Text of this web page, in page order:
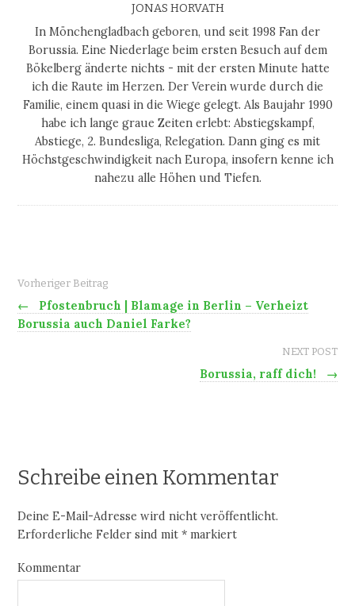
JONAS HORVATH
In Mönchengladbach geboren, und seit 1998 Fan der
Borussia. Eine Niederlage beim ersten Besuch auf dem
Bökelberg änderte nichts - mit der ersten Minute hatte
ich die Raute im Herzen. Der Verein wurde durch die
Familie, einem quasi in die Wiege gelegt. Als Baujahr 1990
habe ich lange graue Zeiten erlebt: Abstiegskampf,
Abstiege, 2. Bundesliga, Relegation. Dann ging es mit
Höchstgeschwindigkeit nach Europa, insofern kenne ich
nahezu alle Höhen und Tiefen.
Vorheriger Beitrag
←
Pfostenbruch | Blamage in Berlin – Verheizt
Borussia auch Daniel Farke?
NEXT POST
Borussia, raff dich! →
Schreibe einen Kommentar
Deine E-Mail-Adresse wird nicht veröffentlicht.
Erforderliche Felder sind mit* markiert
Kommentar